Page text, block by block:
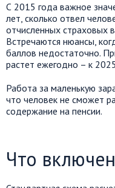
С 2015 года важное
лет, сколько отвел
отчисленных страховых
Встречаются нюансы,
баллов недостаточно.
растет ежегодно – к
Работа за маленькую
что человек не сможет
содержание на пенсии.
Что